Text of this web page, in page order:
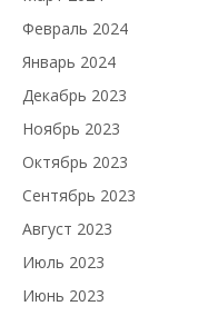
Февраль 2024
Январь 2024
Декабрь 2023
Ноябрь 2023
Октябрь 2023
Сентябрь 2023
Август 2023
Июль 2023
Июнь 2023